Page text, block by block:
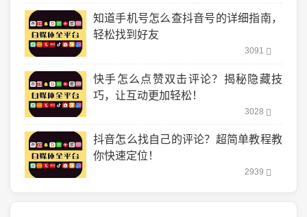
知道手机号怎么查抖音号的详细指南，
轻松找到好友
3091
快手怎么点赞双击评论？揭秘隐藏技
巧，让互动更加轻松！
3028
抖音怎么找自己的评论？超简单教程教
你快速定位！
2939